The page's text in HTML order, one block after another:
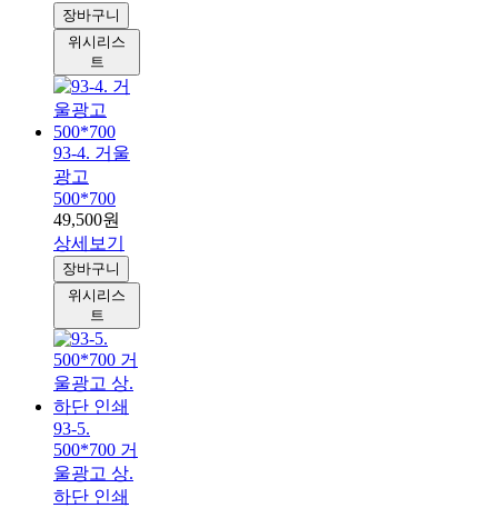
장바구니
위시리스
트
93-4. 거울
광고
500*700
49,500원
상세보기
장바구니
위시리스
트
93-5.
500*700 거
울광고 상.
하단 인쇄